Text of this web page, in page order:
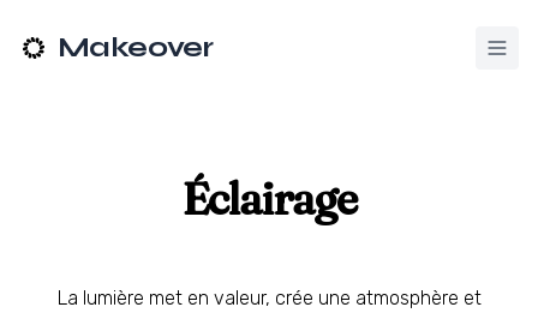
Makeover
Éclairage
La lumière met en valeur, crée une atmosphère et